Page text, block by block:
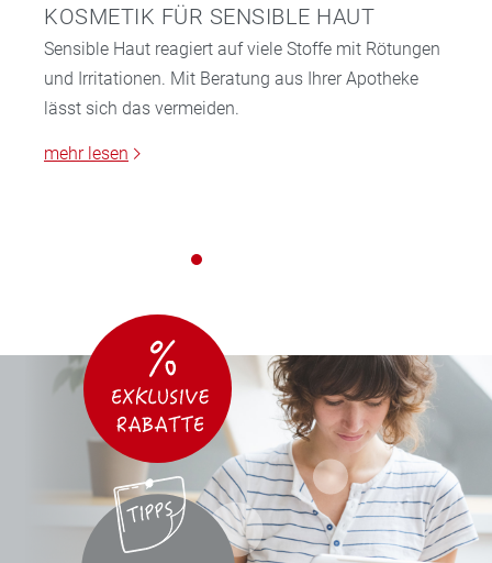
KOSMETIK FÜR SENSIBLE HAUT
Sensible Haut reagiert auf viele Stoffe mit Rötungen
und Irritationen. Mit Beratung aus Ihrer Apotheke
lässt sich das vermeiden.
mehr lesen